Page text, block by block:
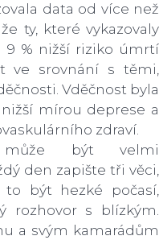
data od více než
ty, které vykazovaly
9 % nižší riziko úmrtí
ve srovnání s těmi,
Vděčnost byla
mírou deprese a
zdraví.
může být velmi
den zapište tři věci,
být hezké počasí,
rozhovor s blízkým.
a svým kamarádům